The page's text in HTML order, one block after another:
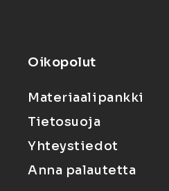
Oikopolut
Materiaalipankki
Tietosuoja
Yhteystiedot
Anna palautetta